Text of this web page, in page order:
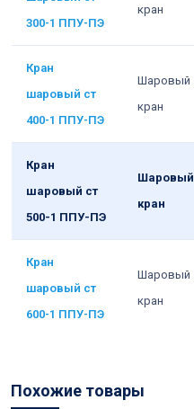
300-1 ППУ-ПЭ
кран
Кран
шаровый ст
400-1 ППУ-ПЭ
Шаровый
кран
Кран
шаровый ст
500-1 ППУ-ПЭ
Шаровый
кран
Кран
шаровый ст
600-1 ППУ-ПЭ
Шаровый
кран
Похожие товары